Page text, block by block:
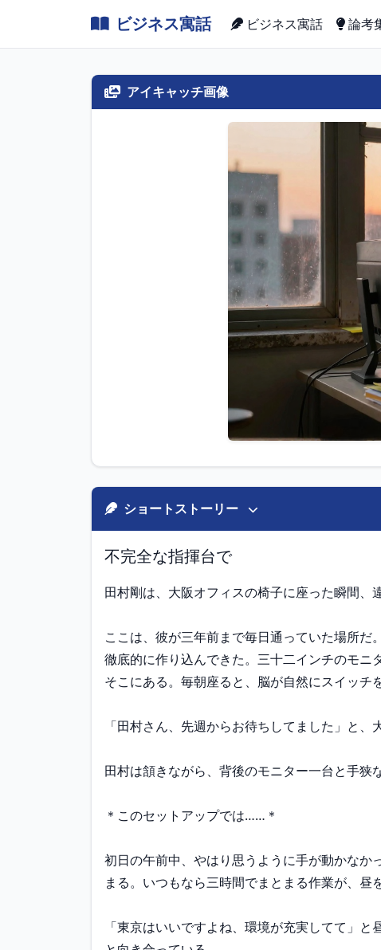
ビジネス寓話 ビジネス寓話 論考
アイキャッチ画像
ショートストーリー
不完全な指揮台で
田村剛は、大阪オフィスの椅子に座った瞬間、
ここは、彼が三年前まで毎日通っていた場所
徹底的に作り込んできた。三十二インチのモ
そこにある。毎朝座ると、脳が自然にスイッチ
「田村さん、先週からお待ちしてました」と
田村は頷きながら、背後のモニター一台と手狭
＊このセットアップでは……＊
初日の午前中、やはり思うように手が動かな
まる。いつもなら三時間でまとまる作業が、昼
「東京はいいですよね、環境が充実してて」